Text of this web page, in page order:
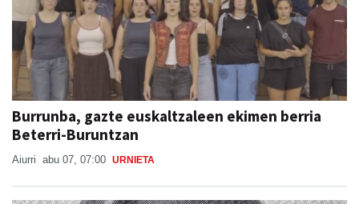
Burrunba, gazte euskaltzaleen ekimen berria
Beterri-Buruntzan
Aiurri abu 07, 07:00 URNIETA